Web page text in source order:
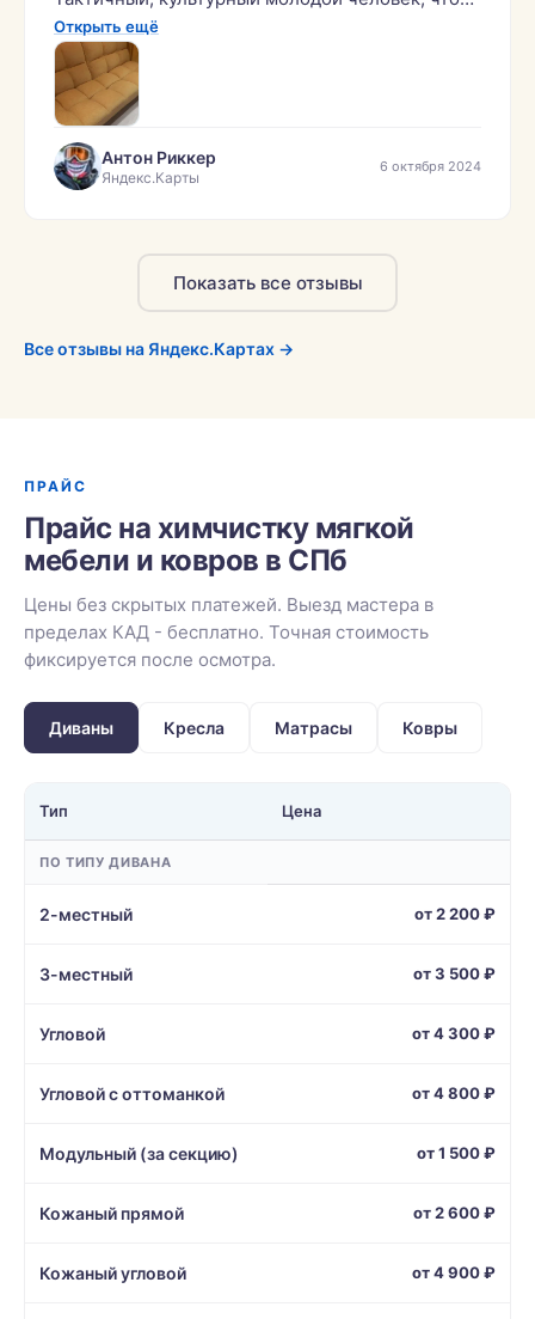
сейчас не часто! Всем кто хочет получить
услугу качественно — рекомендую!»
Открыть ещё
Антон Риккер
Яндекс.Карты
6 октября 2024
Показать все отзывы
Все отзывы на Яндекс.Картах →
ПРАЙС
Прайс на химчистку мягкой
мебели и ковров в СПб
Цены без скрытых платежей. Выезд мастера в
пределах КАД - бесплатно. Точная стоимость
фиксируется после осмотра.
Диваны Кресла Матрасы Ковры
Тип Цена
ПО ТИПУ ДИВАНА
2-местный от 2 200 ₽
3-местный от 3 500 ₽
Угловой от 4 300 ₽
Угловой с оттоманкой от 4 800 ₽
Модульный (за секцию) от 1 500 ₽
Кожаный прямой от 2 600 ₽
Кожаный угловой от 4 900 ₽